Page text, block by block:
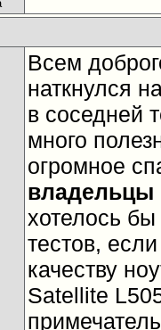
Всем
наткнулся
в соседней
много
огромное
владельцы
хотелось
тестов,
качеству
Satellite